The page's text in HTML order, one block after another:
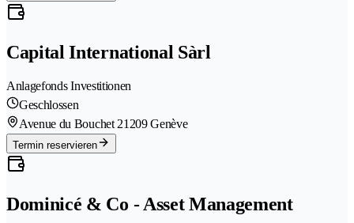
Capital International Sàrl
Anlagefonds Investitionen
Geschlossen
Avenue du Bouchet 21209 Genève
Termin reservieren
Dominicé & Co - Asset Management